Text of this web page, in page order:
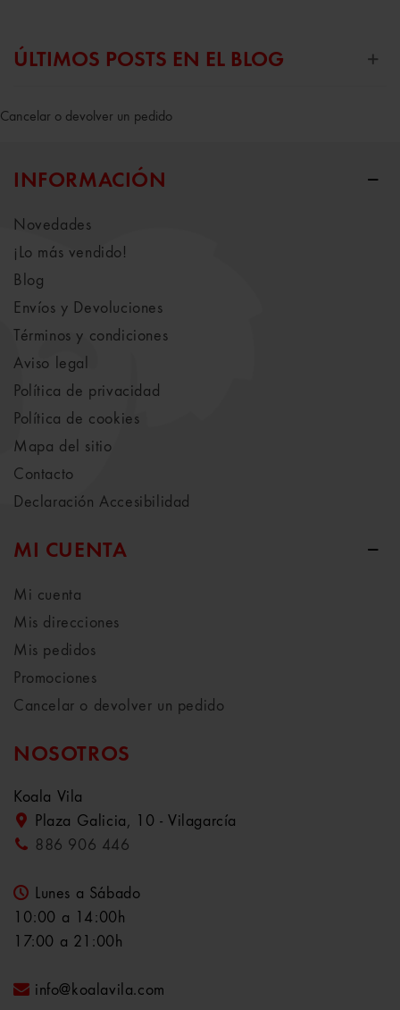
ÚLTIMOS POSTS EN EL BLOG
Cancelar o devolver un pedido
INFORMACIÓN
Novedades
¡Lo más vendido!
Blog
Envíos y Devoluciones
Términos y condiciones
Aviso legal
Política de privacidad
Política de cookies
Mapa del sitio
Contacto
Declaración Accesibilidad
MI CUENTA
Mi cuenta
Mis direcciones
Mis pedidos
Promociones
Cancelar o devolver un pedido
NOSOTROS
Koala Vila
Plaza Galicia, 10 - Vilagarcía
886 906 446
Lunes a Sábado
10:00 a 14:00h
17:00 a 21:00h
info@koalavila.com